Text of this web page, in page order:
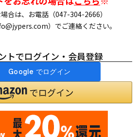
合は、お電話（047-304-2666）
）でご連絡ください。
トでログイン・会員登録